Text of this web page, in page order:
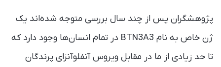
پژوهشگران پس از چند سال بررسی متوجه شده‌اند یک
ژن خاص به نام BTN3A3 در تمام انسان‌ها وجود دارد که
تا حد زیادی از ما در مقابل ویروس آنفلوآنزای پرندگان